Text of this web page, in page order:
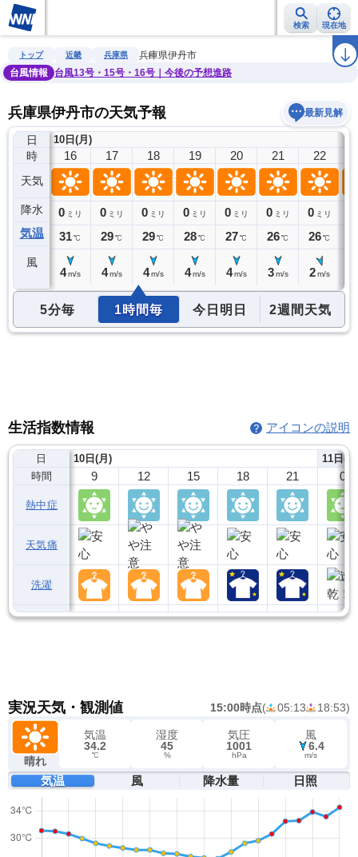
検索 現在地
雨雲レーダー 台風情報 地震情報 ラ
トップ 近畿 兵庫県
兵庫県伊丹市
台風情報
台風13号・15号・16号｜今後の予想進路
兵庫県伊丹市の天気予報 最新見解
日
時
天気
降水
気温
風
10日(月)
15
0ミリ
33℃
16
0 ミリ
31℃
4 m/s
17
0 ミリ
29℃
4 m/s
18
0 ミリ
29℃
4 m/s
19
0 ミリ
28℃
4 m/s
20
0 ミリ
27℃
4 m/s
21
0 ミリ
26℃
3 m/s
22
0 ミリ
26℃
2 m/s
5分毎 1時間毎 今日明日 2週間天気
生活指数情報 アイコンの説明
日
時間
熱中症
天気痛
洗濯
10日(月)
9 12 15 18 21
11日(
0
実況天気・観測値 15:00時点( 05:13 18:53)
晴れ
気温
34.2
℃
湿度
45
%
気圧
1001
hPa
風
6.4
m/s
気温 風 降水量 日照